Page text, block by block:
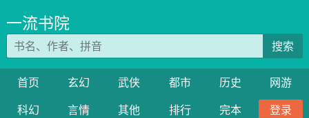
一流书院
搜索
首页 玄幻 武侠 都市 历史
网游
科幻
言情 其他 排行 完本
登录